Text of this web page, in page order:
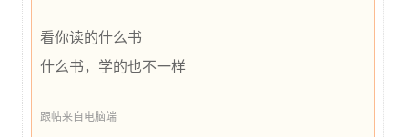
看你读的什么书
什么书，学的也不一样
跟帖来自电脑端